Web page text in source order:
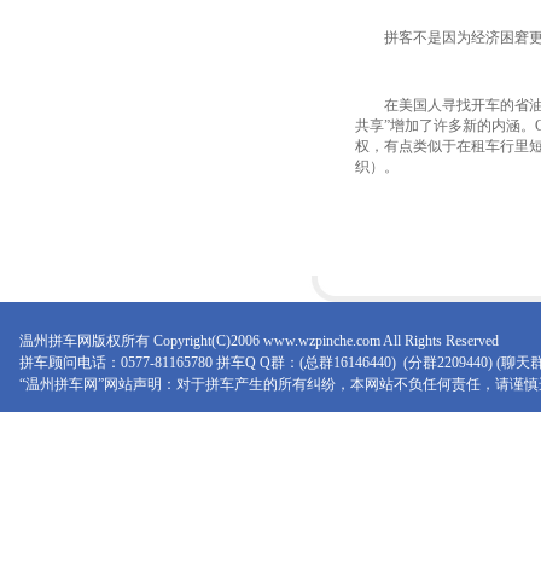
拼客不是因为经济困窘更
在美国人寻找开车的省油
共享”增加了许多新的内涵。
权，有点类似于在租车行里
织）。
温州拼车网版权所有 Copyright(C)2006 www.wzpinche.com All Rights Reserved
拼车顾问电话：0577-81165780 拼车Q Q群：(总群16146440) (分群2209440) (聊
“温州拼车网”网站声明：对于拼车产生的所有纠纷，本网站不负任何责任，请谨